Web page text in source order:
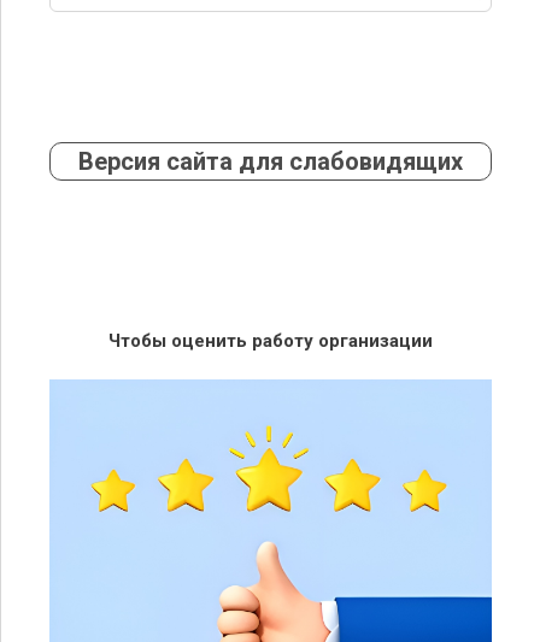
Версия сайта для слабовидящих
Чтобы оценить работу организации